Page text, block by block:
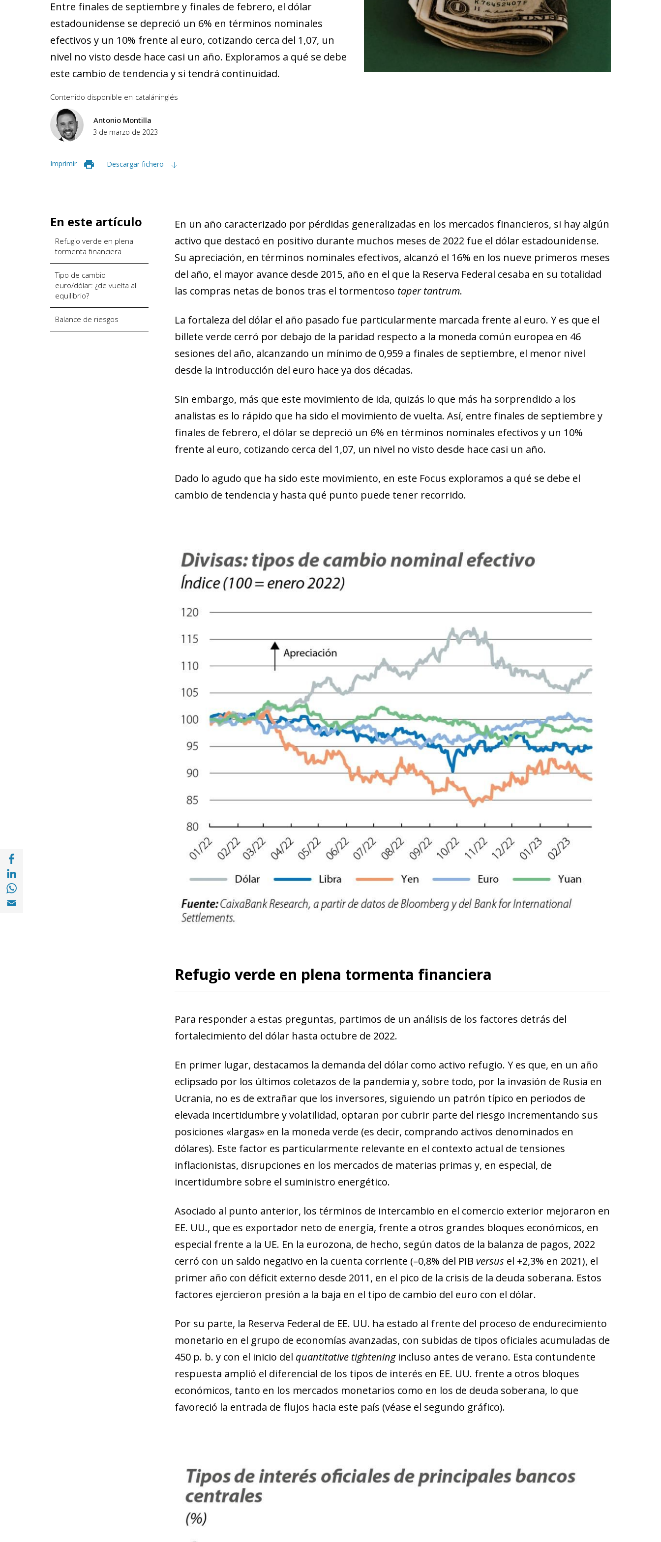
Entre finales de septiembre y finales de febrero, el dólar
estadounidense se depreció un 6% en términos nominales
efectivos y un 10% frente al euro, cotizando cerca del 1,07, un
nivel no visto desde hace casi un año. Exploramos a qué se debe
este cambio de tendencia y si tendrá continuidad.
Contenido disponible en cataláninglés
Antonio Montilla
3 de marzo de 2023
Imprimir Descargar fichero
Compartir en Facebook (opens in a new window)
Compartir en with Whatsapp (opens in a new window)
Compartir en Email (opens in a new window)
En este artículo
Refugio verde en plena
tormenta financiera
Tipo de cambio
euro/dólar: ¿de vuelta al
equilibrio?
Balance de riesgos
En un año caracterizado por pérdidas generalizadas en los mercados financieros, si hay algún
activo que destacó en positivo durante muchos meses de 2022 fue el dólar estadounidense.
Su apreciación, en términos nominales efectivos, alcanzó el 16% en los nueve primeros meses
del año, el mayor avance desde 2015, año en el que la Reserva Federal cesaba en su totalidad
las compras netas de bonos tras el tormentoso taper tantrum.
La fortaleza del dólar el año pasado fue particularmente marcada frente al euro. Y es que el
billete verde cerró por debajo de la paridad respecto a la moneda común europea en 46
sesiones del año, alcanzando un mínimo de 0,959 a finales de septiembre, el menor nivel
desde la introducción del euro hace ya dos décadas.
Sin embargo, más que este movimiento de ida, quizás lo que más ha sorprendido a los
analistas es lo rápido que ha sido el movimiento de vuelta. Así, entre finales de septiembre y
finales de febrero, el dólar se depreció un 6% en términos nominales efectivos y un 10%
frente al euro, cotizando cerca del 1,07, un nivel no visto desde hace casi un año.
Dado lo agudo que ha sido este movimiento, en este Fo­­cus exploramos a qué se debe el
cambio de tendencia y hasta qué punto puede tener recorrido.
Refugio verde en plena tormenta financiera
Para responder a estas preguntas, partimos de un análisis de los factores detrás del
fortalecimiento del dólar hasta octubre de 2022.
En primer lugar, destacamos la demanda del dólar como activo refugio. Y es que, en un año
eclipsado por los últimos coletazos de la pandemia y, sobre todo, por la invasión de Rusia en
Ucrania, no es de extrañar que los inversores, siguiendo un patrón típico en periodos de
elevada incertidumbre y volatilidad, optaran por cubrir parte del riesgo incrementando sus
posiciones «largas» en la moneda verde (es decir, comprando activos denominados en
dólares). Este factor es particularmente relevante en el contexto actual de tensiones
inflacionistas, disrupciones en los mercados de materias primas y, en especial, de
incertidumbre sobre el suministro energético.
Asociado al punto anterior, los términos de intercambio en el comercio exterior mejoraron en
EE. UU., que es exportador neto de energía, frente a otros grandes bloques económicos, en
especial frente a la UE. En la eurozona, de hecho, según datos de la balanza de pagos, 2022
cerró con un saldo negativo en la cuenta corriente (–0,8% del PIB versus el +2,3% en 2021), el
primer año con déficit externo desde 2011, en el pico de la crisis de la deuda soberana. Estos
factores ejercieron presión a la baja en el tipo de cambio del euro con el dólar.
Por su parte, la Reserva Federal de EE. UU. ha estado al fren­­te del proceso de endurecimiento
monetario en el grupo de economías avanzadas, con subidas de tipos oficiales acumuladas de
450 p. b. y con el inicio del quantitative tighteningincluso antes de verano. Esta contundente
respuesta amplió el diferencial de los tipos de interés en EE. UU. frente a otros bloques
económicos, tanto en los mercados monetarios como en los de deuda soberana, lo que
favoreció la entrada de flujos hacia este país (véase el se­­gundo gráfico).